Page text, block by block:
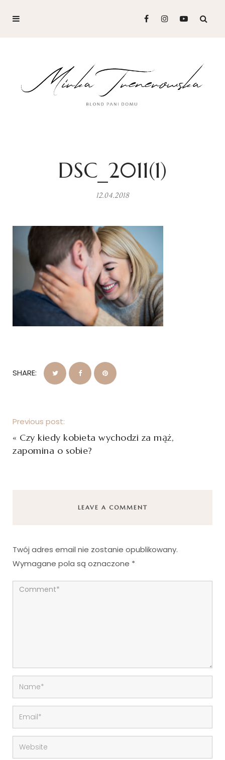
DSC_2011(1)
12.04.2018
SHARE:
Previous post:
« Czy kiedy kobieta wychodzi za mąż,
zapomina o sobie?
LEAVE A COMMENT
Twój adres email nie zostanie opublikowany.
Wymagane pola są oznaczone *